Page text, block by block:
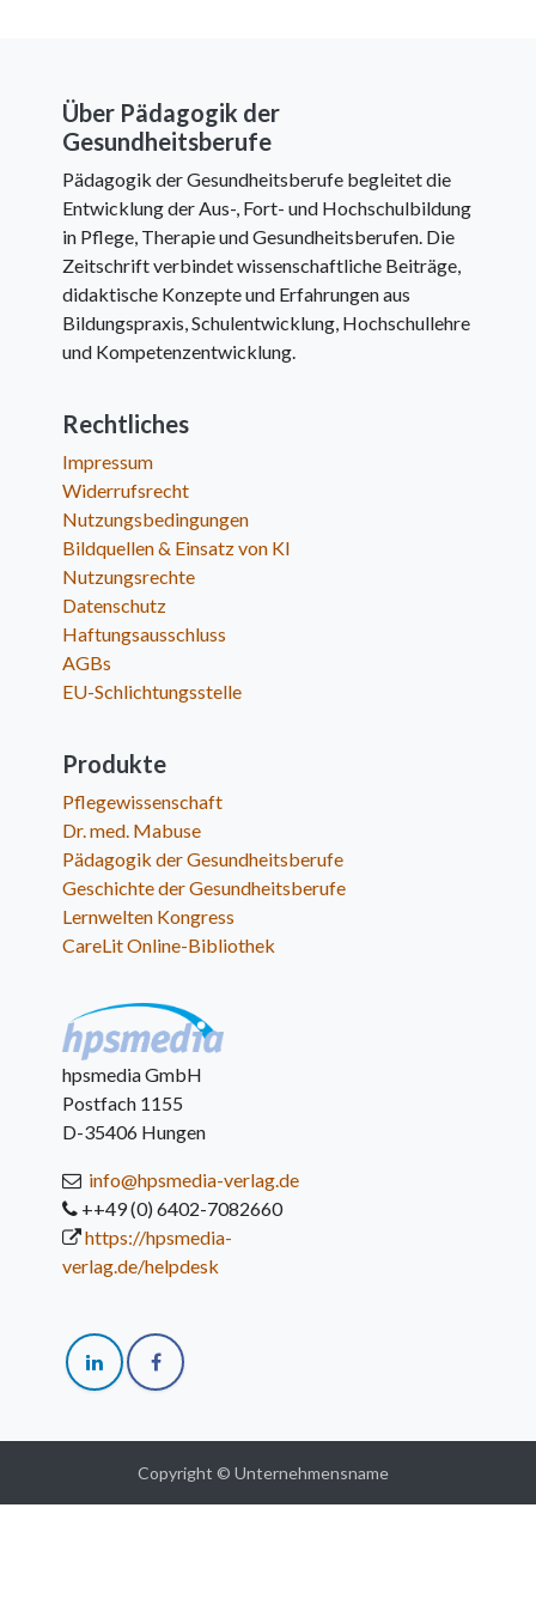
Über Pädagogik der
Gesundheitsberufe
Pädagogik der Gesundheitsberufe begleitet die
Entwicklung der Aus-, Fort- und Hochschulbildung
in Pflege, Therapie und Gesundheitsberufen. Die
Zeitschrift verbindet wissenschaftliche Beiträge,
didaktische Konzepte und Erfahrungen aus
Bildungspraxis, Schulentwicklung, Hochschullehre
und Kompetenzentwicklung.
Rechtliches
Impressum
Widerrufsrecht
Nutzungsbedingungen
Bildquellen & Einsatz von KI
Nutzungsrechte
Datenschutz
Haftungsausschluss
AGBs
EU-Schlichtungsstelle
Produkte
Pflegewissenschaft
Dr. med. Mabuse
Pädagogik der Gesundheitsberufe
Geschichte der Gesundheitsberufe
Lernwelten Kongress
CareLit Online-Bibliothek
hpsmedia GmbH
Postfach 1155
D-35406 Hungen
info@hpsmedia-verlag.de
++49 (0) 6402-7082660
https://hpsmedia-
verlag.de/helpdesk
Copyright © Unternehmensname